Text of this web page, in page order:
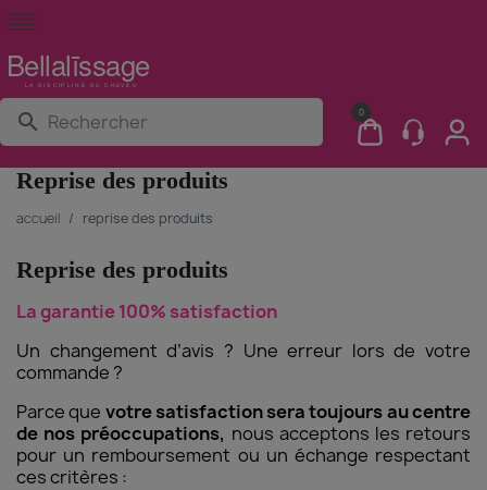
search 0
Reprise des produits
accueil reprise des produits
Reprise des produits
La garantie 100% satisfaction
Un changement d’avis ? Une erreur lors de votre
commande ?
Parce que votre satisfaction sera toujours au centre
de nos préoccupations, nous acceptons les retours
pour un remboursement ou un échange respectant
ces critères :